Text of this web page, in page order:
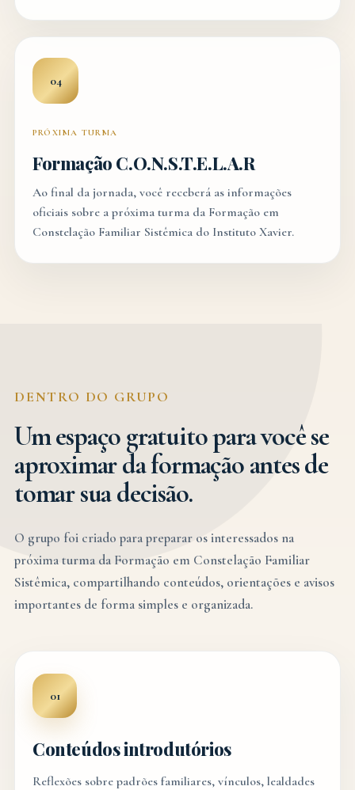
04
PRÓXIMA TURMA
Formação C.O.N.S.T.E.L.A.R
Ao final da jornada, você receberá as informações
oficiais sobre a próxima turma da Formação em
Constelação Familiar Sistêmica do Instituto Xavier.
DENTRO DO GRUPO
Um espaço gratuito para você se
aproximar da formação antes de
tomar sua decisão.
O grupo foi criado para preparar os interessados na
próxima turma da Formação em Constelação Familiar
Sistêmica, compartilhando conteúdos, orientações e avisos
importantes de forma simples e organizada.
01
Conteúdos introdutórios
Reflexões sobre padrões familiares, vínculos, lealdades